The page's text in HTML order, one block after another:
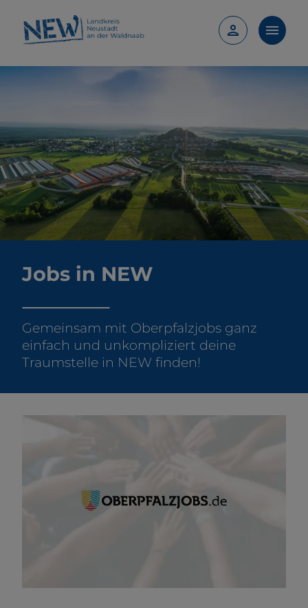
Jobs in NEW
Gemeinsam mit Oberpfalzjobs ganz
einfach und unkompliziert deine
Traumstelle in NEW finden!